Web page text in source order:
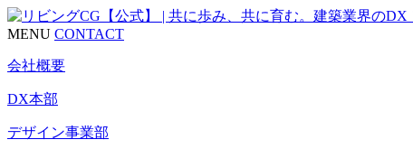
MENU CONTACT
会社概要
DX本部
デザイン事業部